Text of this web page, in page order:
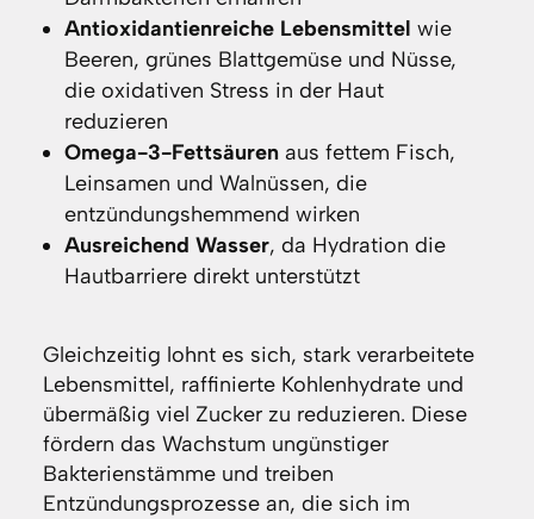
Antioxidantienreiche Lebensmittel wie
Beeren, grünes Blattgemüse und Nüsse,
die oxidativen Stress in der Haut
reduzieren
Omega-3-Fettsäurenaus fettem Fisch,
Leinsamen und Walnüssen, die
entzündungshemmend wirken
Ausreichend Wasser, da Hydration die
Hautbarriere direkt unterstützt
Gleichzeitig lohnt es sich, stark verarbeitete
Lebensmittel, raffinierte Kohlenhydrate und
übermäßig viel Zucker zu reduzieren. Diese
fördern das Wachstum ungünstiger
Bakterienstämme und treiben
Entzündungsprozesse an, die sich im